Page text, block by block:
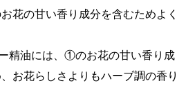
花の甘い香り成分を含むためよく
精油には、①のお花の甘い香り成
お花らしさよりもハーブ調の香り